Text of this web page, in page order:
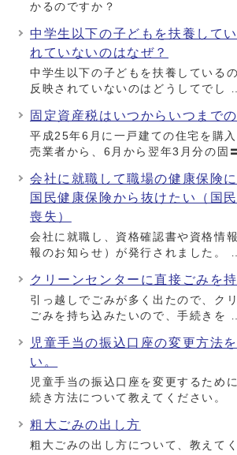
かるのですか？
中学生以下の子どもを扶養して
れていないのはなぜ？
中学生以下の子どもを扶養している
反映されていないのはどうしてでし
固定資産税はいつからいつまでの
平成25年6月に一戸建ての住宅を購
売業者から、6月から翌年3月分の固
会社に就職して職場の健康保険
国民健康保険から抜けたい（国
喪失）
会社に就職し、資格確認書や資格情
報のお知らせ）が発行されました。
クリーンセンターに直接ごみを
引っ越しでごみが多く出たので、ク
ごみを持ち込みたいので、手続きを
児童手当の振込口座の変更方法
い。
児童手当の振込口座を変更するため
続き方法について教えてください。
粗大ごみの出し方
粗大ごみの出し方について、教えてく